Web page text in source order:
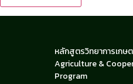
หลักสูตรวิทยาการเกษ
Agriculture &
Program